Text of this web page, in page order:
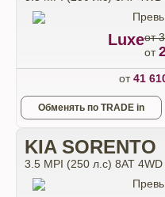
Luxeот
от
от41
Обменять по TRADE in
KIA SORENTO
3.5 MPI (250 л.с) 8AT 4WD